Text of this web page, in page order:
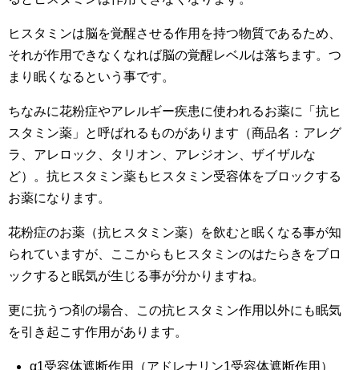
ヒスタミンは脳を覚醒させる作用を持つ物質であるため、
それが作用できなくなれば脳の覚醒レベルは落ちます。つ
まり眠くなるという事です。
ちなみに花粉症やアレルギー疾患に使われるお薬に「抗ヒ
スタミン薬」と呼ばれるものがあります（商品名：アレグ
ラ、アレロック、タリオン、アレジオン、ザイザルな
ど）。抗ヒスタミン薬もヒスタミン受容体をブロックする
お薬になります。
花粉症のお薬（抗ヒスタミン薬）を飲むと眠くなる事が知
られていますが、ここからもヒスタミンのはたらきをブロ
ックすると眠気が生じる事が分かりますね。
更に抗うつ剤の場合、この抗ヒスタミン作用以外にも眠気
を引き起こす作用があります。
α1受容体遮断作用（アドレナリン1受容体遮断作用）